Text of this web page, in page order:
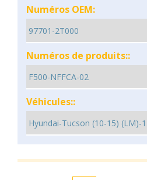
Numéros OEM:
Numéros de produits::
Véhicules::